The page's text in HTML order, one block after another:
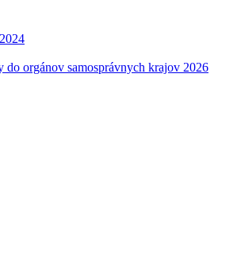
orgánov samosprávnych krajov 2026